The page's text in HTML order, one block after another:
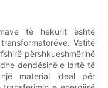
të hekurit është
Vetitë
përshkueshmërinë
dendësinë e lartë të
material ideal për